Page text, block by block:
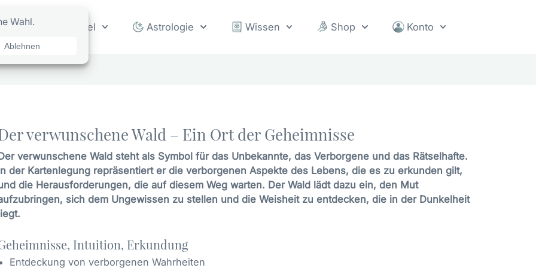
Orakel Astrologie Wissen Shop Konto
verwunschene Wald – Ein Ort der Geheimnisse
verwunschene Wald steht als Symbol für das Unbekannte, das Verborgene und das Rätselhafte.
der Kartenlegung repräsentiert er die verborgenen Aspekte des Lebens, die es zu erkunden gilt,
die Herausforderungen, die auf diesem Weg warten. Der Wald lädt dazu ein, den Mut
sich dem Ungewissen zu stellen und die Weisheit zu entdecken, die in der Dunkelheit
Intuition, Erkundung
Entdeckung von verborgenen Wahrheiten